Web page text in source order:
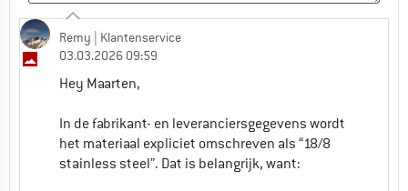
Remy | Klantenservice
03.03.2026 09:59
Hey Maarten,
In de fabrikant- en leveranciersgegevens wordt
het materiaal expliciet omschreven als “18/8
stainless steel”. Dat is belangrijk, want: